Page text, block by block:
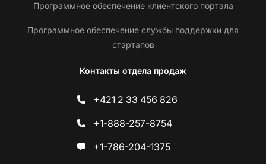
Программное обеспечение клиентского портала
Программное обеспечение службы поддержки для
стартапов
Контакты отдела продаж
+421 2 33 456 826
+1-888-257-8754
+1-786-204-1375